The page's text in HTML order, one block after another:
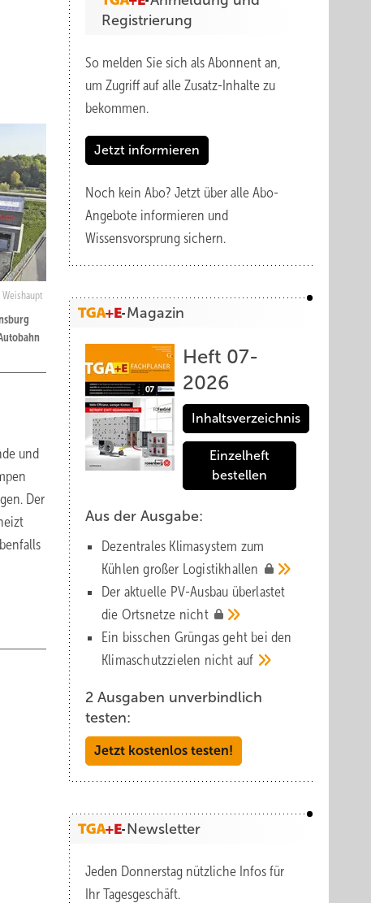
Weishaupt
und
Der
Registrierung
So melden Sie sich als Abonnent an,
um Zugriff auf alle Zusatz-Inhalte zu
bekommen.
Jetzt informieren
Noch kein Abo? Jetzt über alle Abo-
Angebote informieren und
Wissensvorsprung sichern.
Magazin
Heft 07-
2026
Inhaltsverzeichnis
Einzelheft
bestellen
Aus der Ausgabe:
Dezentrales Klimasystem zum
Kühlen großer Logistik­hallen
Der aktuelle PV-Ausbau über­lastet
die Orts­netze nicht
Ein bisschen Grüngas geht bei den
Klima­schutz­zielen nicht auf
2 Ausgaben unverbindlich
testen:
Jetzt kostenlos testen!
Newsletter
Jeden Donnerstag nützliche Infos für
Ihr Tagesgeschäft.